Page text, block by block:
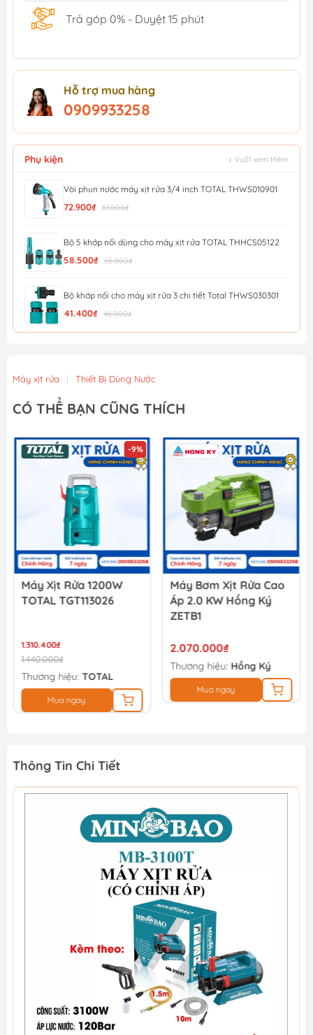
Trả góp 0% - Duyệt 15 phút
Hỗ trợ mua hàng
0909933258
Phụ kiện ↕ Vuốt xem thêm
Vòi phun nước máy xịt rửa 3/4 inch TOTAL THWS010901
72.900₫ 81.000₫
Bộ 5 khớp nối dùng cho máy xịt rửa TOTAL THHCS05122
58.500₫ 65.000₫
Bộ khớp nối cho máy xịt rửa 3 chi tiết Total THWS030301
41.400₫ 46.000₫
Bộ 2 vòi phun xịt nước TOTAL THWSK0201
261.900₫
Bộ 5 đầu nối nhanh máy xịt rửa INGCO HHCS05122
49.500₫
Máy xịt rửa | Thiết Bị Dùng Nước
CÓ THỂ BẠN CŨNG THÍCH
-9%
Máy Xịt Rửa 1200W
TOTAL TGT113026
1.310.400₫
1.440.000₫
Thương hiệu: TOTAL
Mua ngay
Máy Bơm Xịt Rửa Cao
Áp 2.0 KW Hồng Ký
ZETB1
2.070.000₫
Thương hiệu: Hồng Ký
Mua ngay
Thông Tin Chi Tiết